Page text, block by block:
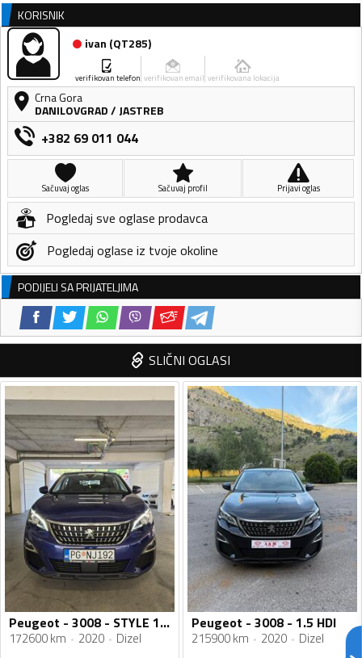
KORISNIK
ivan (QT285)
verifikovan telefon verifikovan email verifikovana lokacija
Crna Gora
DANILOVGRAD/ JASTREB
+382 69 011 044
Sačuvaj oglas Sačuvaj profil Prijavi oglas
Pogledaj sve oglase prodavca
Pogledaj oglase iz tvoje okoline
PODIJELI SA PRIJATELJIMA
SLIČNI OGLASI
Peugeot - 3008 - STYLE 1.5 HDI
172600 km 2020 Dizel
Peugeot - 3008 - 1.5 HDI
215900 km 2020 Dizel